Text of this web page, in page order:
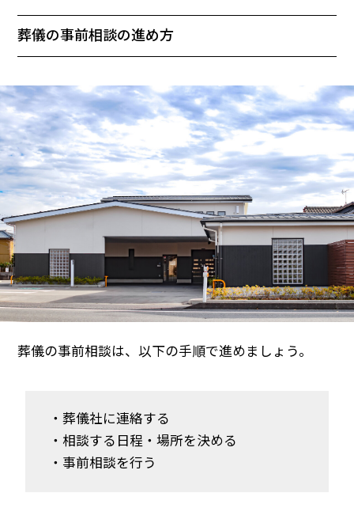
葬儀の事前相談の進め方
葬儀の事前相談は、以下の手順で進めましょう。
・葬儀社に連絡する
・相談する日程・場所を決める
・事前相談を行う